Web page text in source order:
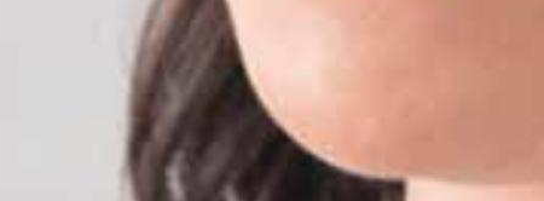
Doppelwaschtisch